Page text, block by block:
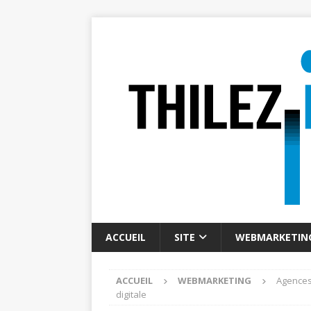
ACCUEIL SITE
ACCUEIL WEBMARKETING
digitale